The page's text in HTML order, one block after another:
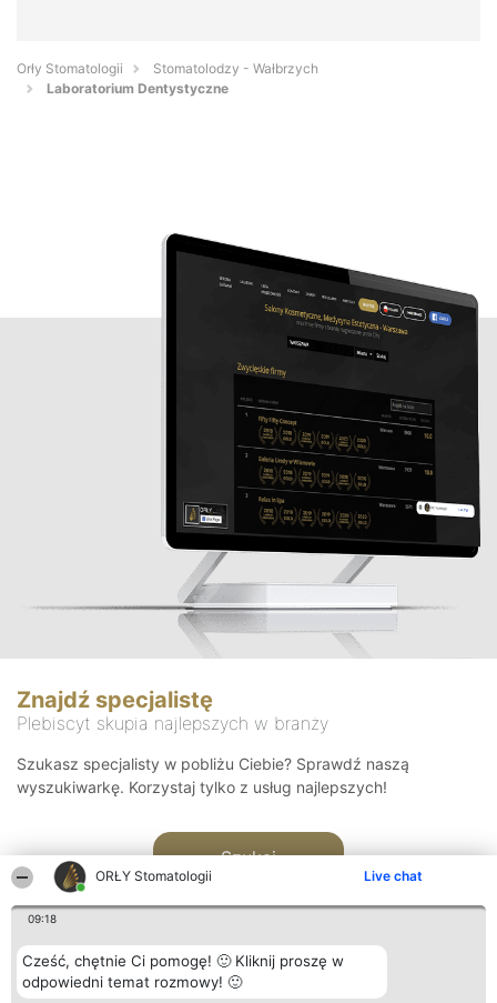
ORŁY Stomatologii Live chat
09:18
Cześć, chętnie Ci pomogę! 🙂 Kliknij proszę w
odpowiedni temat rozmowy! 🙂
Orły Stomatologii
Stomatolodzy - Wałbrzych
Laboratorium Dentystyczne
Znajdź specjalistę
Plebiscyt skupia najlepszych w branży
Szukasz specjalisty w pobliżu Ciebie? Sprawdź naszą
wyszukiwarkę. Korzystaj tylko z usług najlepszych!
Szukaj